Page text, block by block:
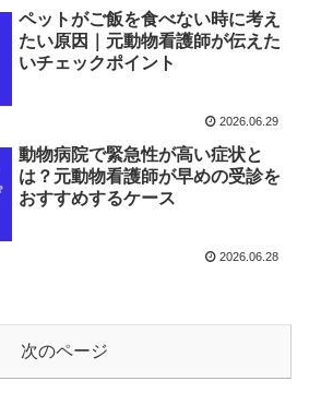
ペットがご飯を食べない時に考え
たい原因｜元動物看護師が伝えた
いチェックポイント
2026.06.29
動物病院で緊急性が高い症状と
は？元動物看護師が早めの受診を
おすすめするケース
2026.06.28
次のページ